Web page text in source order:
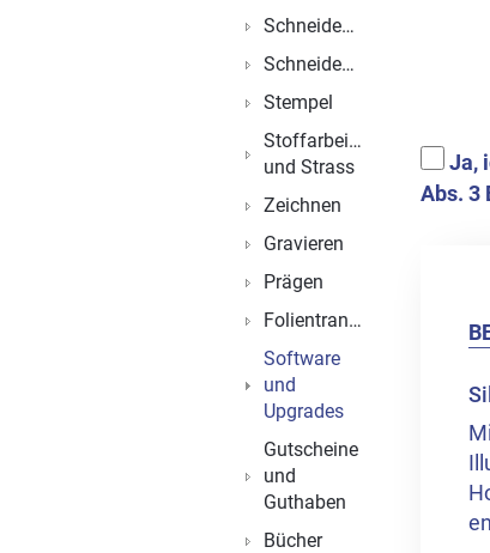
Ja,
Abs. 3
Schneidemesser
Schneidematten
Stempel
Stoffarbeiten
und Strass
Zeichnen
Gravieren
Prägen
Folientransfer
Software
und
Upgrades
Gutscheine
und
Guthaben
Bücher